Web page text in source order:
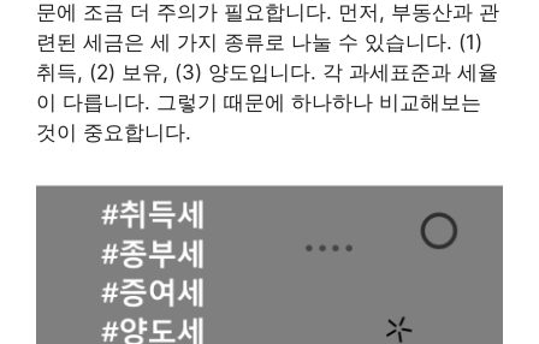
문에 조금 더 주의가 필요합니다. 먼저, 부동산과 관
련된 세금은 세 가지 종류로 나눌 수 있습니다. (1)
취득, (2) 보유, (3) 양도입니다. 각 과세표준과 세율
이 다릅니다. 그렇기 때문에 하나하나 비교해보는
것이 중요합니다.